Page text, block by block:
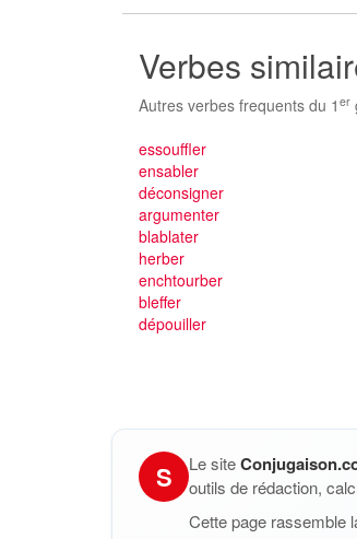
Verbes
Autres verbes frequents du 1 er
essouffler
ensabler
déconsigner
argumenter
blablater
herber
enchtourber
bleffer
dépouiller
S Le site
outils de rédaction,
Cette page rassemble